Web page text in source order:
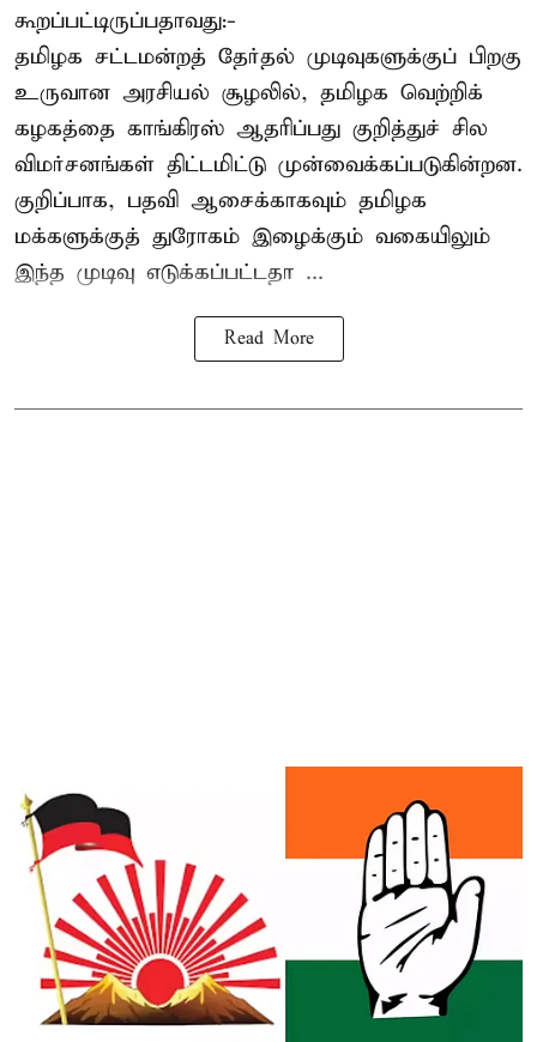
கூறப்பட்டிருப்பதாவது:-
தமிழக சட்டமன்றத் தேர்தல் முடிவுகளுக்குப் பிறகு
உருவான அரசியல் சூழலில், தமிழக வெற்றிக்
கழகத்தை காங்கிரஸ் ஆதரிப்பது குறித்துச் சில
விமர்சனங்கள் திட்டமிட்டு முன்வைக்கப்படுகின்றன.
குறிப்பாக, பதவி ஆசைக்காகவும் தமிழக
மக்களுக்குத் துரோகம் இழைக்கும் வகையிலும்
இந்த முடிவு எடுக்கப்பட்டதா ...
Read More